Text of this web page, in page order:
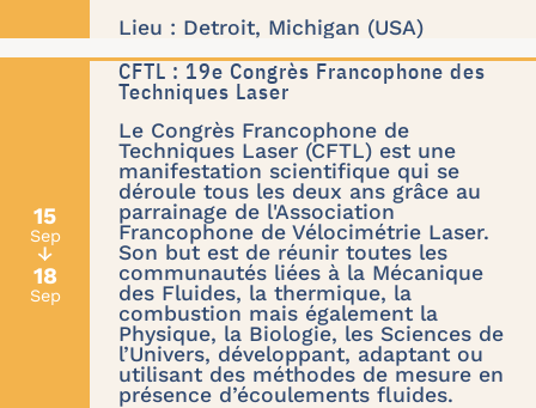
Lieu : Detroit, Michigan (USA)
15
Sep
↓
18
Sep
CFTL : 19e Congrès Francophone des
Techniques Laser
Le Congrès Francophone de
Techniques Laser (CFTL) est une
manifestation scientifique qui se
déroule tous les deux ans grâce au
parrainage de l'Association
Francophone de Vélocimétrie Laser.
Son but est de réunir toutes les
communautés liées à la Mécanique
des Fluides, la thermique, la
combustion mais également la
Physique, la Biologie, les Sciences de
l’Univers, développant, adaptant ou
utilisant des méthodes de mesure en
présence d’écoulements fluides.